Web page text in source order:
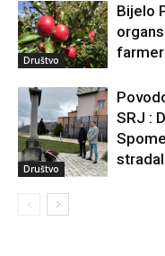
Društvo
Bijelo
Društvo
SRJ :